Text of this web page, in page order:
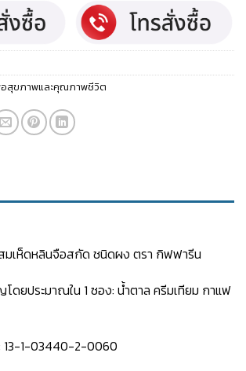
สุขภาพและคุณภาพชีวิต
มเห็ดหลินจือสกัด ชนิดผง ตรา กิฟฟารีน
ดยประมาณใน 1 ซอง: น้ำตาล ครีมเทียม กาแฟ
13-1-03440-2-0060